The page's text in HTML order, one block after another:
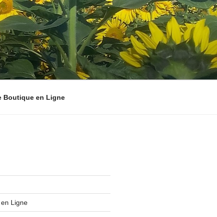
Boutique en Ligne
Ligne